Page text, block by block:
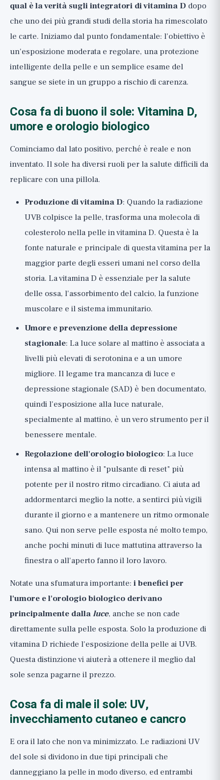
qual è la verità sugli integratori di vitamina D dopo
che uno dei più grandi studi della storia ha rimescolato
le carte. Iniziamo dal punto fondamentale: l'obiettivo è
un'esposizione moderata e regolare, una protezione
intelligente della pelle e un semplice esame del
sangue se siete in un gruppo a rischio di carenza.
Cosa fa di buono il sole: Vitamina D,
umore e orologio biologico
Cominciamo dal lato positivo, perché è reale e non
inventato. Il sole ha diversi ruoli per la salute difficili da
replicare con una pillola.
Produzione di vitamina D: Quando la radiazione
UVB colpisce la pelle, trasforma una molecola di
colesterolo nella pelle in vitamina D. Questa è la
fonte naturale e principale di questa vitamina per la
maggior parte degli esseri umani nel corso della
storia. La vitamina D è essenziale per la salute
delle ossa, l'assorbimento del calcio, la funzione
muscolare e il sistema immunitario.
Umore e prevenzione della depressione
stagionale: La luce solare al mattino è associata a
livelli più elevati di serotonina e a un umore
migliore. Il legame tra mancanza di luce e
depressione stagionale (SAD) è ben documentato,
quindi l'esposizione alla luce naturale,
specialmente al mattino, è un vero strumento per il
benessere mentale.
Regolazione dell'orologio biologico: La luce
intensa al mattino è il "pulsante di reset" più
potente per il nostro ritmo circadiano. Ci aiuta ad
addormentarci meglio la notte, a sentirci più vigili
durante il giorno e a mantenere un ritmo ormonale
sano. Qui non serve pelle esposta né molto tempo,
anche pochi minuti di luce mattutina attraverso la
finestra o all'aperto fanno il loro lavoro.
Notate una sfumatura importante: i benefici per
l'umore e l'orologio biologico derivano
principalmente dallaluce, anche se non cade
direttamente sulla pelle esposta. Solo la produzione di
vitamina D richiede l'esposizione della pelle ai UVB.
Questa distinzione vi aiuterà a ottenere il meglio dal
sole senza pagarne il prezzo.
Cosa fa di male il sole: UV,
invecchiamento cutaneo e cancro
E ora il lato che non va minimizzato. Le radiazioni UV
del sole si dividono in due tipi principali che
danneggiano la pelle in modo diverso, ed entrambi